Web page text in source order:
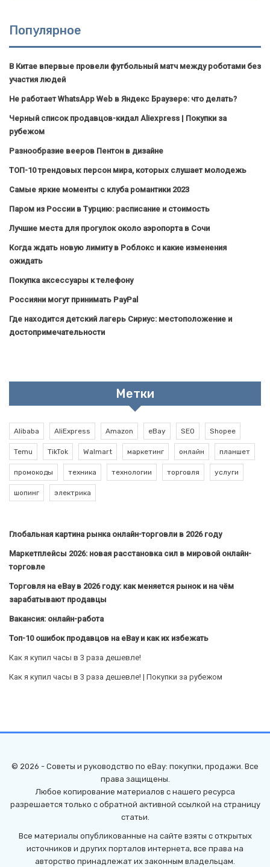
Популярное
В Китае впервые провели футбольный матч между роботами без
участия людей
Не работает WhatsApp Web в Яндекс Браузере: что делать?
Черный список продавцов-кидал Aliexpress | Покупки за
рубежом
Разнообразие вееров Пентон в дизайне
ТОП-10 трендовых персон мира, которых слушает молодежь
Самые яркие моменты с клуба романтики 2023
Паром из России в Турцию: расписание и стоимость
Лучшие места для прогулок около аэропорта в Сочи
Когда ждать новую лимиту в Роблокс и какие изменения
ожидать
Покупка аксессуары к телефону
Россияни могут принимать PayPal
Где находится детский лагерь Сириус: местоположение и
достопримечательности
Метки
Alibaba AliExpress Amazon eBay SEO Shopee
Temu TikTok Walmart маркетинг онлайн планшет
промокоды техника технологии торговля услуги
шопинг электрика
Глобальная картина рынка онлайн-торговли в 2026 году
Маркетплейсы 2026: новая расстановка сил в мировой онлайн-
торговле
Торговля на eBay в 2026 году: как меняется рынок и на чём
зарабатывают продавцы
Вакансия: онлайн-работа
Топ-10 ошибок продавцов на eBay и как их избежать
Как я купил часы в 3 раза дешевле!
Как я купил часы в 3 раза дешевле! | Покупки за рубежом
© 2026 - Советы и руководство по eBay: покупки, продажи. Все
права защищены.
Любое копирование материалов с нашего ресурса
разрешается только с обратной активной ссылкой на страницу
статьи.
Все материалы опубликованные на сайте взяты с открытых
источников и других порталов интернета, все права на
авторство принадлежат их законным владельцам.